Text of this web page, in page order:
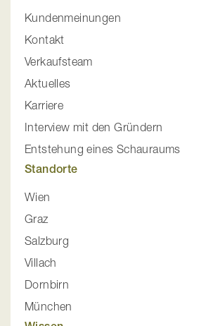
Kundenmeinungen
Kontakt
Verkaufsteam
Aktuelles
Karriere
Interview mit den Gründern
Entstehung eines Schauraums
Standorte
Wien
Graz
Salzburg
Villach
Dornbirn
München